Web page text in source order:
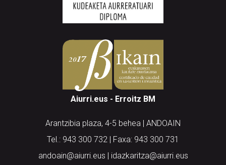
Aiurri.eus - Erroitz BM
Arantzibia plaza, 4-5 behea | ANDOAIN
Tel.: 943 300 732 | Faxa: 943 300 731
andoain@aiurri.eus | idazkaritza@aiurri.eus